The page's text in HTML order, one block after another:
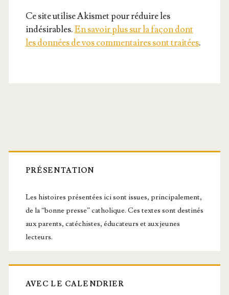
Ce site utilise Akismet pour réduire les
indésirables.En savoir plus sur la façon dont
les données de vos commentaires sont traitées.
Barre
latérale
principale
PRÉSENTATION
Les histoires présentées ici sont issues, principalement,
de la “bonne presse” catholique. Ces textes sont destinés
aux parents, catéchistes, éducateurs et aux jeunes
lecteurs.
AVEC LE CALENDRIER